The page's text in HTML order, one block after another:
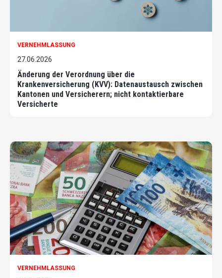
VERNEHMLASSUNG
27.06.2026
Änderung der Verordnung über die
Krankenversicherung (KVV): Datenaustausch zwischen
Kantonen und Versicherern; nicht kontaktierbare
Versicherte
VERNEHMLASSUNG